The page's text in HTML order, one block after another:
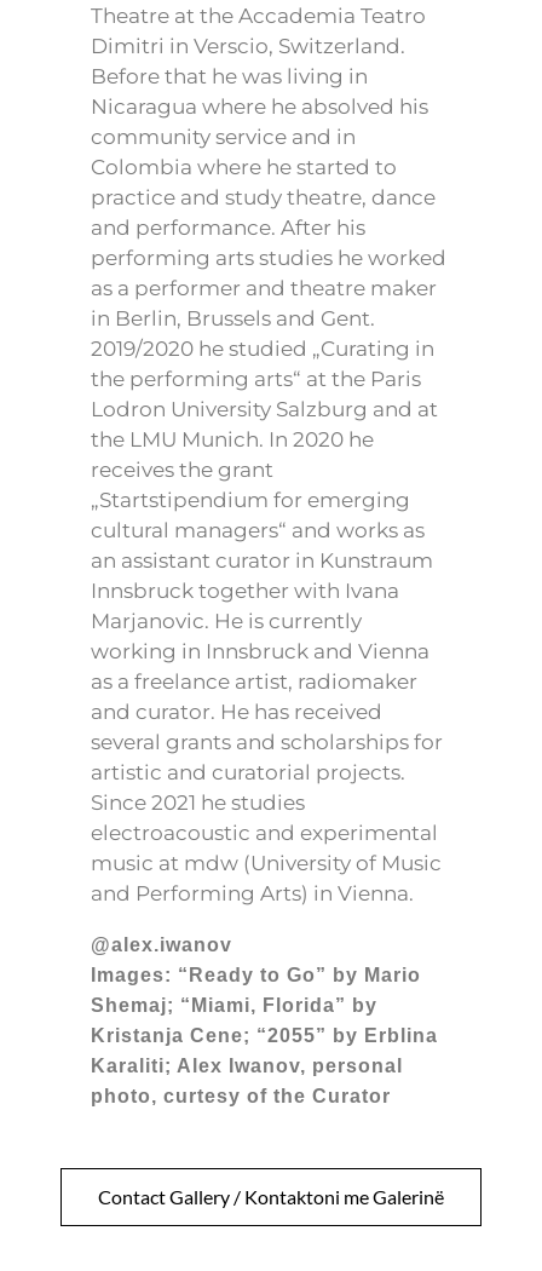
Theatre at the Accademia Teatro
Dimitri in Verscio, Switzerland.
Before that he was living in
Nicaragua where he absolved his
community service and in
Colombia where he started to
practice and study theatre, dance
and performance. After his
performing arts studies he worked
as a performer and theatre maker
in Berlin, Brussels and Gent.
2019/2020 he studied „Curating in
the performing arts“ at the Paris
Lodron University Salzburg and at
the LMU Munich. In 2020 he
receives the grant
„Startstipendium for emerging
cultural managers“ and works as
an assistant curator in Kunstraum
Innsbruck together with Ivana
Marjanovic. He is currently
working in Innsbruck and Vienna
as a freelance artist, radiomaker
and curator. He has received
several grants and scholarships for
artistic and curatorial projects.
Since 2021 he studies
electroacoustic and experimental
music at mdw (University of Music
and Performing Arts) in Vienna.
@alex.iwanov
Images: “Ready to Go” by Mario
Shemaj; “Miami, Florida” by
Kristanja Cene; “2055” by Erblina
Karaliti; Alex Iwanov, personal
photo, curtesy of the Curator
Contact Gallery / Kontaktoni me Galerinë